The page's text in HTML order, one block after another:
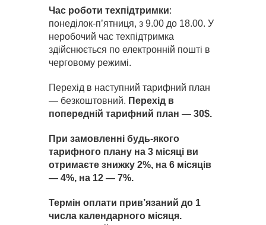
Час роботи техпідтримки:
понеділок-п’ятниця, з 9.00 до 18.00. У
неробочий час техпідтримка
здійснюється по електронній пошті в
черговому режимі.
Перехід в наступний тарифний план
— безкоштовний. Перехід в
попередній тарифний план — 30$.
При замовленні будь-якого
тарифного плану на 3 місяці ви
отримаєте знижку 2%, на 6 місяців
— 4%, на 12 — 7%.
Термін оплати прив’язаний до 1
числа календарного місяця.